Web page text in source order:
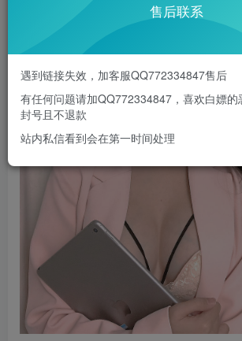
售后联系
遇到链接失效，加客服QQ772334847售后
有任何问题请加QQ772334847，喜欢白嫖的
封号且不退款
站内私信看到会在第一时间处理